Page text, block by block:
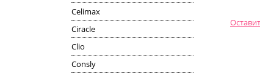
Celimax
Ciracle
Clio
Consly